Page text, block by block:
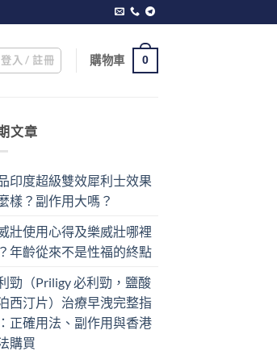
登入 / 註冊 購物車 0
文章
印度超級雙效犀利士效果
樣？副作用大嗎？
壯使用心得及樂威壯哪裡
年齡從來不是性福的終點
勁（Priligy 必利勁，鹽酸
西汀片）治療早洩完整指
正確用法、副作用與香港
購買